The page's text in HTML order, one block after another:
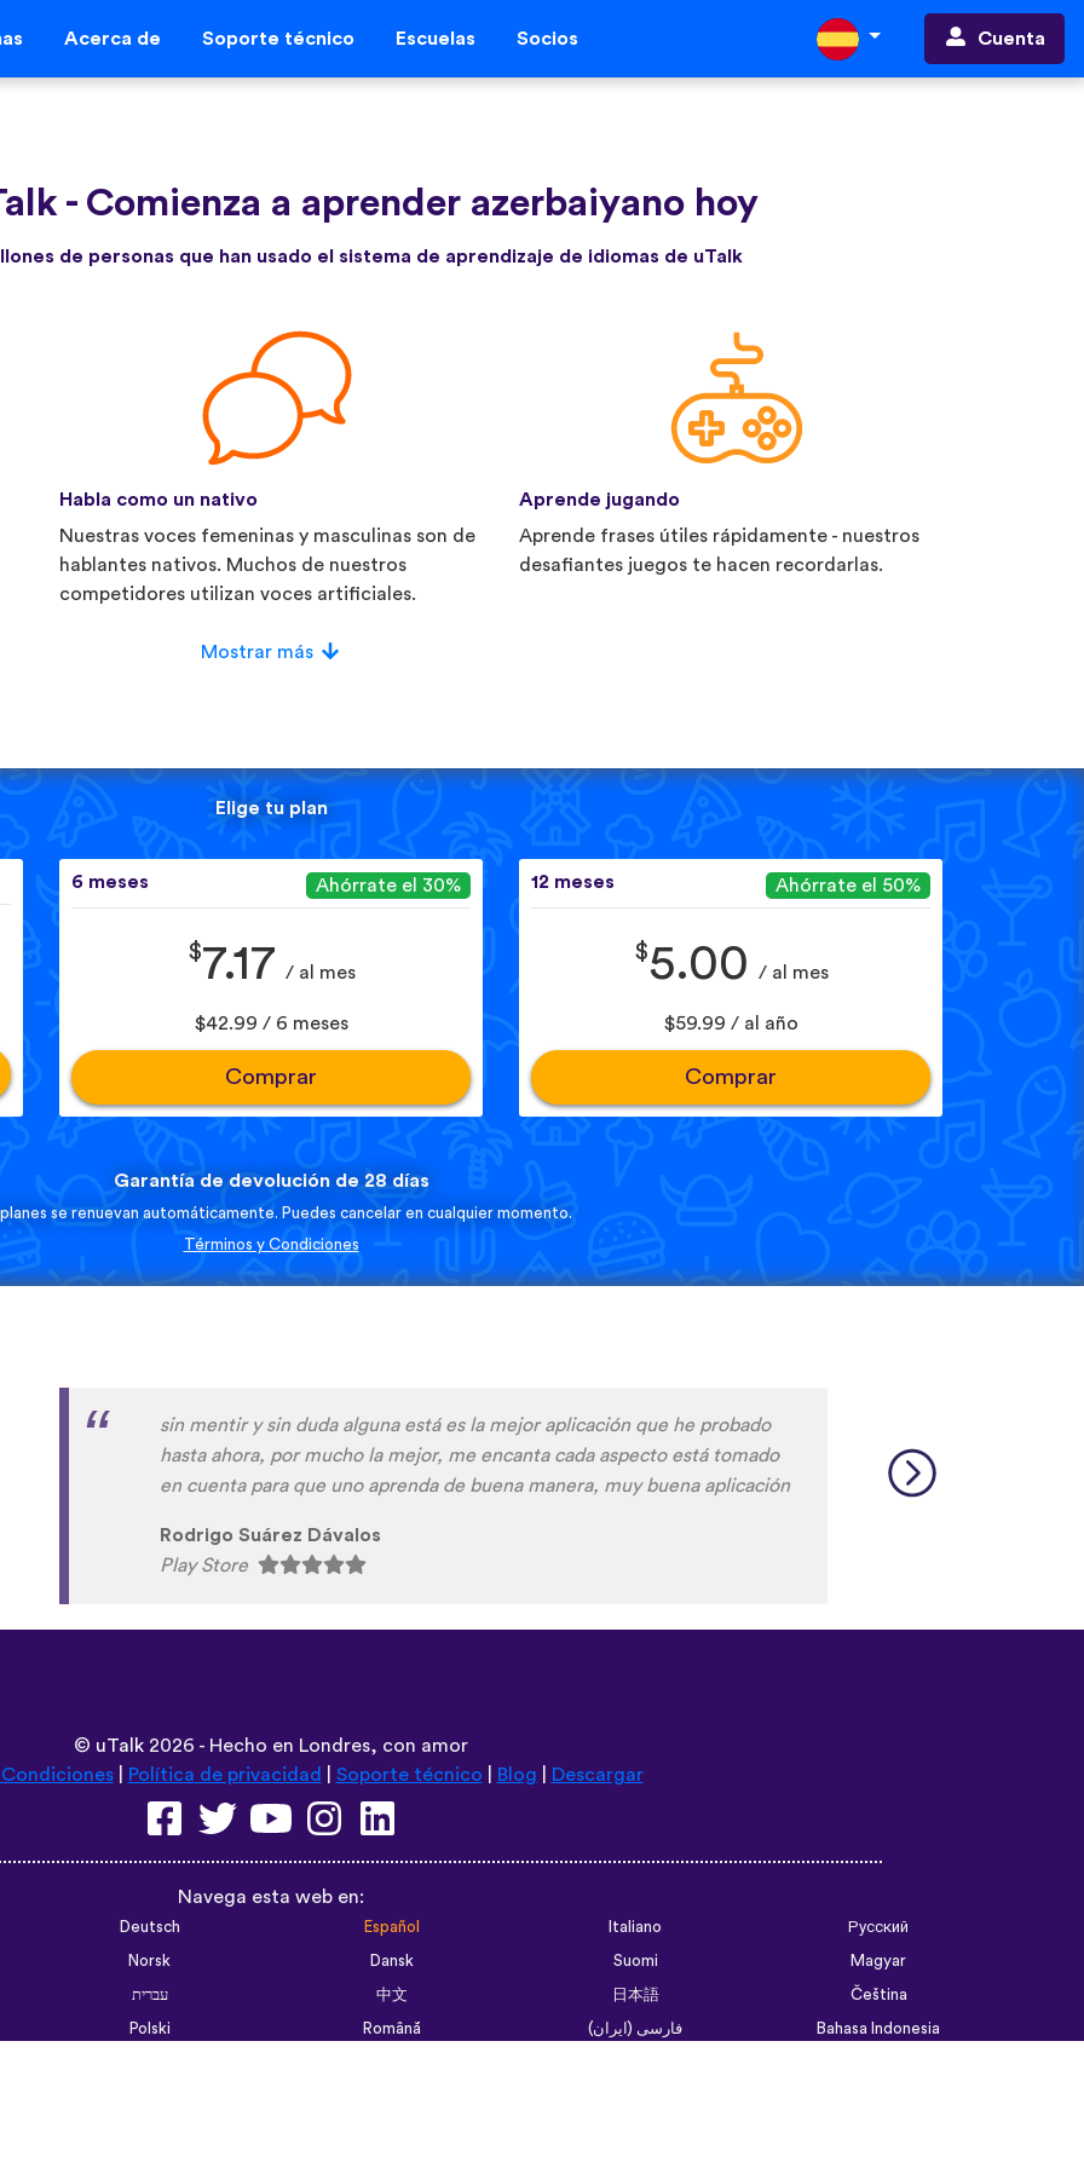
Acerca de Soporte técnico Escuelas Socios Cuenta
- Comienza a aprender azerbaiyano hoy
de personas que han usado el sistema de aprendizaje de idiomas de uTalk
Habla como un nativo
Nuestras voces femeninas y masculinas son de
hablantes nativos. Muchos de nuestros
competidores utilizan voces artificiales.
Aprende jugando
Aprende frases útiles rápidamente - nuestros
desafiantes juegos te hacen recordarlas.
Mostrar más
Elige tu plan
6 meses Ahórrate el 30%
$7.17 / al mes
$42.99 / 6 meses
Comprar
12 meses Ahórrate el 50%
$5.00 / al mes
$59.99 / al año
Comprar
Garantía de devolución de 28 días
se renuevan automáticamente. Puedes cancelar en cualquier momento.
Términos y Condiciones
La aplicación es buenísima, ideal para iniciarse en un idioma, tanto para
aprender frases útiles como para empezar a entender la pronunciación.
Muchas gracias por solucionar los problemas de carga!
Joana Cabral
Play Store
© uTalk 2026 - Hecho en Londres, con amor
| Política de privacidad | Soporte técnico | Blog | Descargar
Navega esta web en:
Deutsch Español Italiano
Русский
Norsk
Dansk Suomi
Magyar
עברית
中文 日本語
Čeština
Polski
Română فارسی (ایران)
Bahasa Indonesia